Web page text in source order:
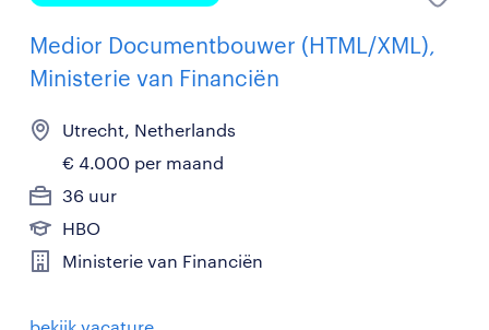
Medior Documentbouwer (HTML/XML),
Ministerie van Financiën
Utrecht, Netherlands
€ 4.000 per maand
36 uur
HBO
Ministerie van Financiën